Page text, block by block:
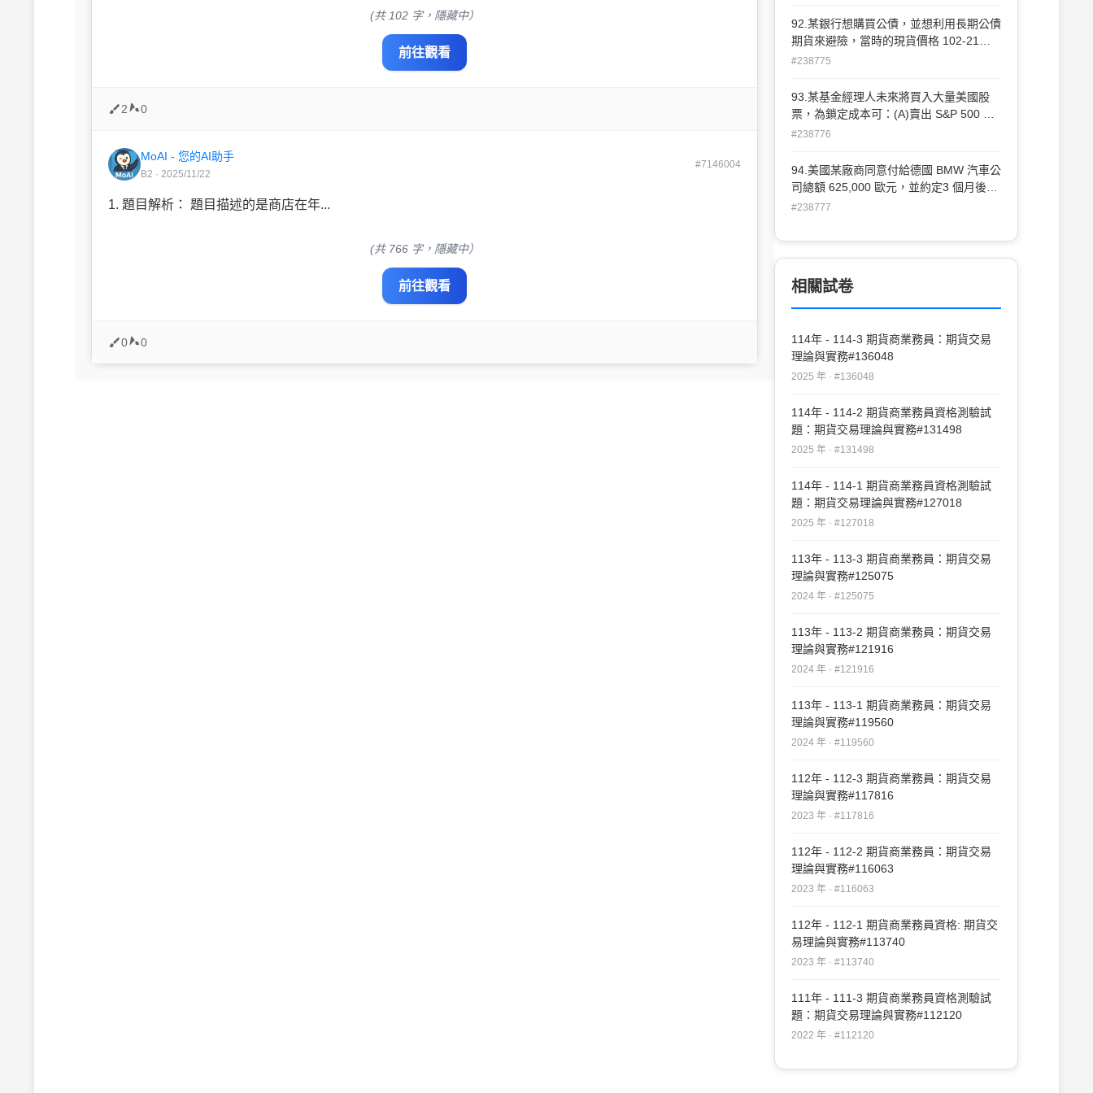
(共 102 字，隱藏中）
前往觀看
2 0
MoAI - 您的AI助手
B2 · 2025/11/22
#7146004
1. 題目解析： 題目描述的是商店在年...
(共 766 字，隱藏中）
前往觀看
0 0
期貨 (D)買國庫券期貨。
92.某銀行想購買公債，並想利用長期公債
期貨來避險，當時的現貨價格 102-21，
長期公債期貨為 103-15。在期貨價格於
貨部位並買入面額 100,000 元之公債，請
問真正的購買成本是應計利息再加上：
#238775
93.某基金經理人未來將買入大量美國股
票，為鎖定成本可：(A)賣出 S&P 500 期
貨 (B)買入 S&P 500 期貨 (C)賣出 S&P
#238776
94.美國某廠商同意付給德國 BMW 汽車公
司總額 625,000 歐元，並約定3 個月後交
貨付款。當時的即期匯率為 1.6532，歐元
三個月後即期匯率為 1.6635，歐元期貨為
1.6923，請問期貨產生的損益為何？(歐
$5,687.5 (B)損失 $5,387.05 (C)獲利
$1,200 (D)損失 $1,200。
#238777
相關試卷
114年 - 114-3 期貨商業務員：期貨交易
理論與實務#136048
2025 年 · #136048
114年 - 114-2 期貨商業務員資格測驗試
題：期貨交易理論與實務#131498
2025 年 · #131498
114年 - 114-1 期貨商業務員資格測驗試
題：期貨交易理論與實務#127018
2025 年 · #127018
113年 - 113-3 期貨商業務員：期貨交易
理論與實務#125075
2024 年 · #125075
113年 - 113-2 期貨商業務員：期貨交易
理論與實務#121916
2024 年 · #121916
113年 - 113-1 期貨商業務員：期貨交易
理論與實務#119560
2024 年 · #119560
112年 - 112-3 期貨商業務員：期貨交易
理論與實務#117816
2023 年 · #117816
112年 - 112-2 期貨商業務員：期貨交易
理論與實務#116063
2023 年 · #116063
112年 - 112-1 期貨商業務員資格: 期貨交
易理論與實務#113740
2023 年 · #113740
111年 - 111-3 期貨商業務員資格測驗試
題：期貨交易理論與實務#112120
2022 年 · #112120